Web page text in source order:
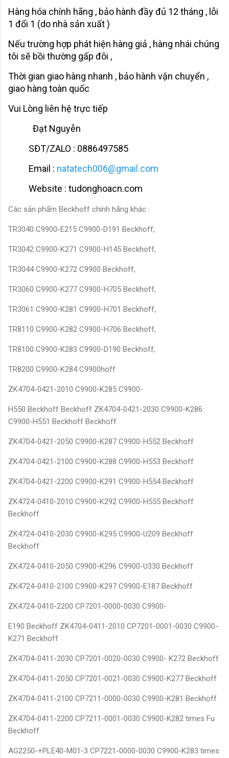
Hàng hóa chính hãng , bảo hành đầy đủ 12 tháng , lỗi
1 đổi 1 (do nhà sản xuất )
Nếu trường hợp phát hiện hàng giả , hàng nhái chúng
tôi sẽ bồi thường gấp đôi ,
Thời gian giao hàng nhanh , bảo hành vận chuyển ,
giao hàng toàn quốc
Vui Lòng liên hệ trực tiếp
Đạt Nguyễn
SĐT/ZALO : 0886497585
Email : natatech006@gmail.com
Website : tudonghoacn.com
Các sản phẩm Beckhoff chính hãng khác :
TR3040 C9900-E215 C9900-D191 Beckhoff,
TR3042 C9900-K271 C9900-H145 Beckhoff,
TR3044 C9900-K272 C9900 Beckhoff,
TR3060 C9900-K277 C9900-H705 Beckhoff,
TR3061 C9900-K281 C9900-H701 Beckhoff,
TR8110 C9900-K282 C9900-H706 Beckhoff,
TR8100 C9900-K283 C9900-D190 Beckhoff,
TR8200 C9900-K284 C9900hoff
ZK4704-0421-2010 C9900-K285 C9900-
H550 Beckhoff Beckhoff ZK4704-0421-2030 C9900-K286
C9900-H551 Beckhoff Beckhoff
ZK4704-0421-2050 C9900-K287 C9900-H552 Beckhoff
ZK4704-0421-2100 C9900-K288 C9900-H553 Beckhoff
ZK4704-0421-2200 C9900-K291 C9900-H554 Beckhoff
ZK4724-0410-2010 C9900-K292 C9900-H555 Beckhoff
Beckhoff
ZK4724-0410-2030 C9900-K295 C9900-U209 Beckhoff
Beckhoff
ZK4724-0410-2050 C9900-K296 C9900-U330 Beckhoff
ZK4724-0410-2100 C9900-K297 C9900-E187 Beckhoff
ZK4724-0410-2200 CP7201-0000-0030 C9900-
E190 Beckhoff ZK4704-0411-2010 CP7201-0001-0030 C9900-
K271 Beckhoff
ZK4704-0411-2030 CP7201-0020-0030 C9900- K272 Beckhoff
ZK4704-0411-2050 CP7201-0021-0030 C9900-K277 Beckhoff
ZK4704-0411-2100 CP7211-0000-0030 C9900-K281 Beckhoff
ZK4704-0411-2200 CP7211-0001-0030 C9900-K282 times Fu
Beckhoff
AG2250-+PLE40-M01-3 CP7221-0000-0030 C9900-K283 times